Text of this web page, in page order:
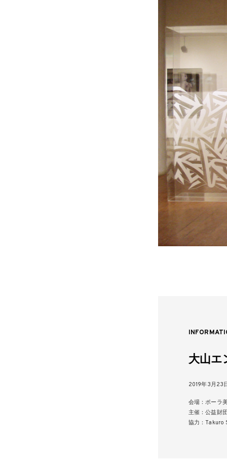
大山
2019年3月23
会場：ポーラ
主催：公益財
協力：Takuro